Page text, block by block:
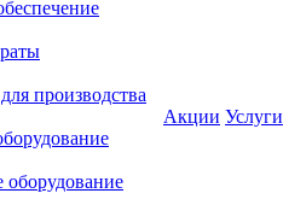
производства
оборудование
Акции Услуги